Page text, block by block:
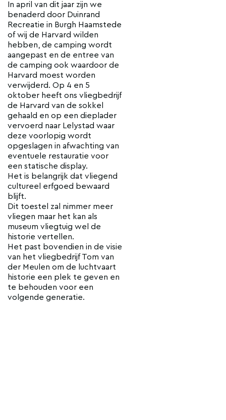
In april van dit jaar zijn we
benaderd door Duinrand
Recreatie in Burgh Haamstede
of wij de Harvard wilden
hebben, de camping wordt
aangepast en de entree van
de camping ook waardoor de
Harvard moest worden
verwijderd. Op 4 en 5
oktober heeft ons vliegbedrijf
de Harvard van de sokkel
gehaald en op een dieplader
vervoerd naar Lelystad waar
deze voorlopig wordt
opgeslagen in afwachting van
eventuele restauratie voor
een statische display.
Het is belangrijk dat vliegend
cultureel erfgoed bewaard
blijft.
Dit toestel zal nimmer meer
vliegen maar het kan als
museum vliegtuig wel de
historie vertellen.
Het past bovendien in de visie
van het vliegbedrijf Tom van
der Meulen om de luchtvaart
historie een plek te geven en
te behouden voor een
volgende generatie.